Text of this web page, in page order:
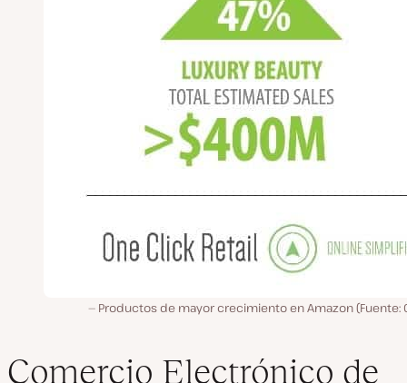
Productos de mayor crecimiento en Amazon (Fuente:
Comercio Electrónico de